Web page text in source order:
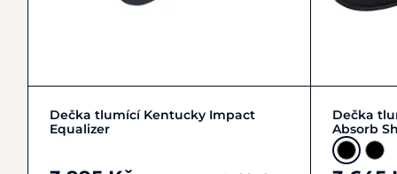
Zobrazit detail
Dečka tlumící Kentucky Impact
Equalizer
Dečka
Absorb